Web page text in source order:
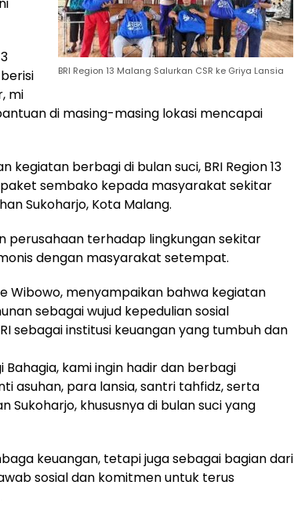
BRI Region 13 Malang Salurkan CSR ke Griya Lansia
mi
di masing-masing lokasi mencapai
kegiatan berbagi di bulan suci, BRI Region 13
sembako kepada masyarakat sekitar
Sukoharjo, Kota Malang.
perusahaan terhadap lingkungan sekitar
dengan masyarakat setempat.
Wibowo, menyampaikan bahwa kegiatan
sebagai wujud kepedulian sosial
sebagai institusi keuangan yang tumbuh dan
Bahagia, kami ingin hadir dan berbagi
asuhan, para lansia, santri tahfidz, serta
khususnya di bulan suci yang
keuangan, tetapi juga sebagai bagian dari
sosial dan komitmen untuk terus